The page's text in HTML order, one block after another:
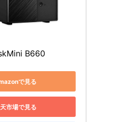
B660
で見る
市場で見る